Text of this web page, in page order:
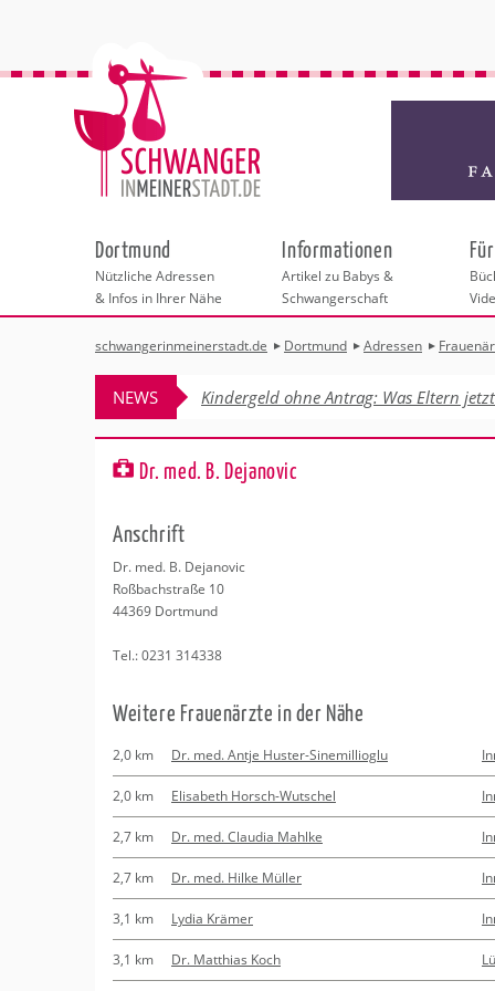
Dortmund
Nützliche Adressen
& Infos in Ihrer Nähe
Städteauswahl
Adressen
Hebammen
Geburtshäuser
Frauenärzte
Behördengänge &
Checklisten
Beratung
Kurse
Erste Hilfe &
Rückbildung
Regionale Tipps
Shopping
Wellness &
Fotografie &
Informationen
Artikel zu Babys &
Schwangerschaft
schwangerinmeinerstadt.de Dortmund Adressen
NEWS Kindergeld ohne Antrag: Was Eltern
Dr. med. B. Dejanovic
An­schrift
Dr. med. B. De­ja­no­vic
Roß­bach­stra­ße 10
44369 Dort­mund
Tel.:0231 314338
Wei­te­re Frau­en­ärz­te in der Nähe
2,0 km Dr. med. Antje Huster-Sinemillioglu
2,0 km Elisabeth Horsch-Wutschel
2,7 km Dr. med. Claudia Mahlke
2,7 km Dr. med. Hilke Müller
3,1 km Lydia Krämer
3,1 km Dr. Matthias Koch